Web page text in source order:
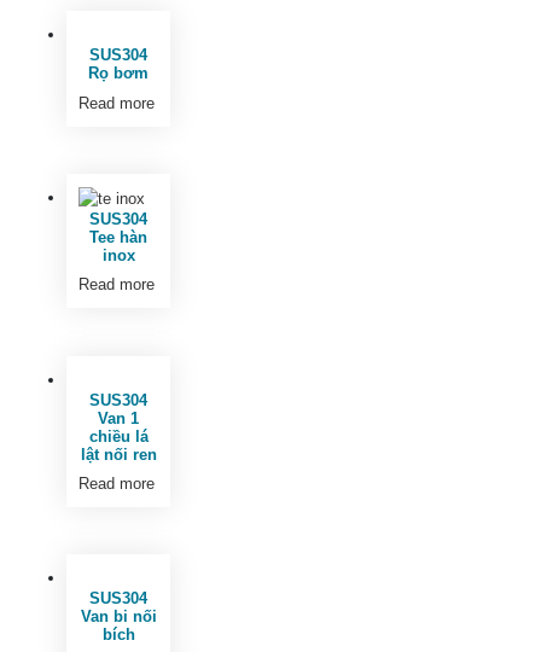
SUS304
Rọ bơm
Read more
SUS304
Tee hàn
inox
Read more
SUS304
Van 1
chiều lá
lật nối ren
Read more
SUS304
Van bi nối
bích